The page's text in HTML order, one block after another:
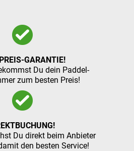
GARANTIE!
Du dein Paddel-
zum besten Preis!
Du direkt beim Anbieter
den besten Service!